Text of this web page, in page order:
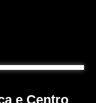
e Centro